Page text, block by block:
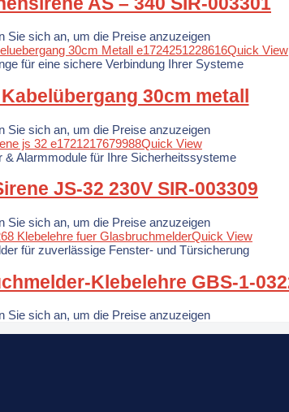
Sie sich an, um die Preise anzuzeigen
Quick View
für eine sichere Verbindung Ihrer Systeme
30cm metall
Sie sich an, um die Preise anzuzeigen
Quick View
& Alarmmodule für Ihre Sicherheitssysteme
JS-32 230V SIR-003309
Sie sich an, um die Preise anzuzeigen
Quick View
für zuverlässige Fenster- und Türsicherung
Klebelehre GBS-1-
Sie sich an, um die Preise anzuzeigen